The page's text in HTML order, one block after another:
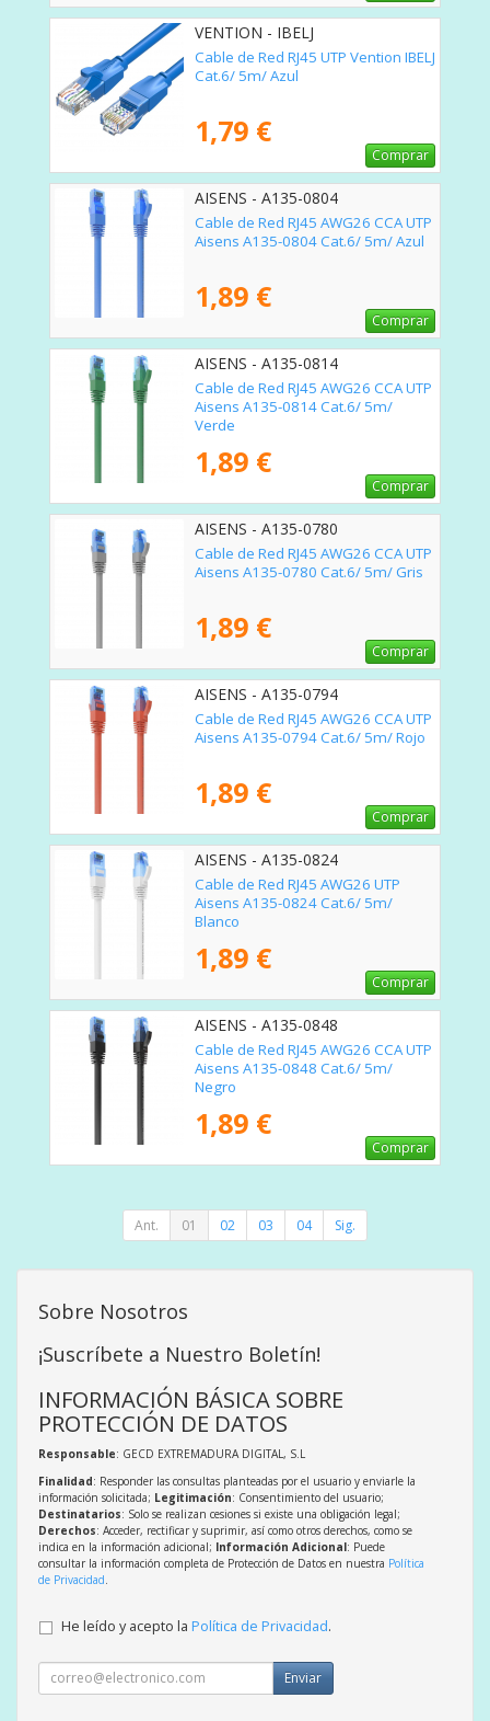
VENTION - IBELJ
Cable de Red RJ45 UTP Vention IBELJ
Cat.6/ 5m/ Azul
1,79 €
Comprar
AISENS - A135-0804
Cable de Red RJ45 AWG26 CCA UTP
Aisens A135-0804 Cat.6/ 5m/ Azul
1,89 €
Comprar
AISENS - A135-0814
Cable de Red RJ45 AWG26 CCA UTP
Aisens A135-0814 Cat.6/ 5m/
Verde
1,89 €
Comprar
AISENS - A135-0780
Cable de Red RJ45 AWG26 CCA UTP
Aisens A135-0780 Cat.6/ 5m/ Gris
1,89 €
Comprar
AISENS - A135-0794
Cable de Red RJ45 AWG26 CCA UTP
Aisens A135-0794 Cat.6/ 5m/ Rojo
1,89 €
Comprar
AISENS - A135-0824
Cable de Red RJ45 AWG26 UTP
Aisens A135-0824 Cat.6/ 5m/
Blanco
1,89 €
Comprar
AISENS - A135-0848
Cable de Red RJ45 AWG26 CCA UTP
Aisens A135-0848 Cat.6/ 5m/
Negro
1,89 €
Comprar
Ant. 01 02 03 04 Sig.
Sobre Nosotros
¡Suscríbete a Nuestro Boletín!
INFORMACIÓN BÁSICA SOBRE
PROTECCIÓN DE DATOS
Responsable: GECD EXTREMADURA DIGITAL, S.L
Finalidad: Responder las consultas planteadas por el usuario y enviarle la
información solicitada; Legitimación: Consentimiento del usuario;
Destinatarios: Solo se realizan cesiones si existe una obligación legal;
Derechos: Acceder, rectificar y suprimir, así como otros derechos, como se
indica en la información adicional; Información Adicional: Puede
consultar la información completa de Protección de Datos en nuestra Política
de Privacidad.
He leído y acepto la Política de Privacidad.
Enviar